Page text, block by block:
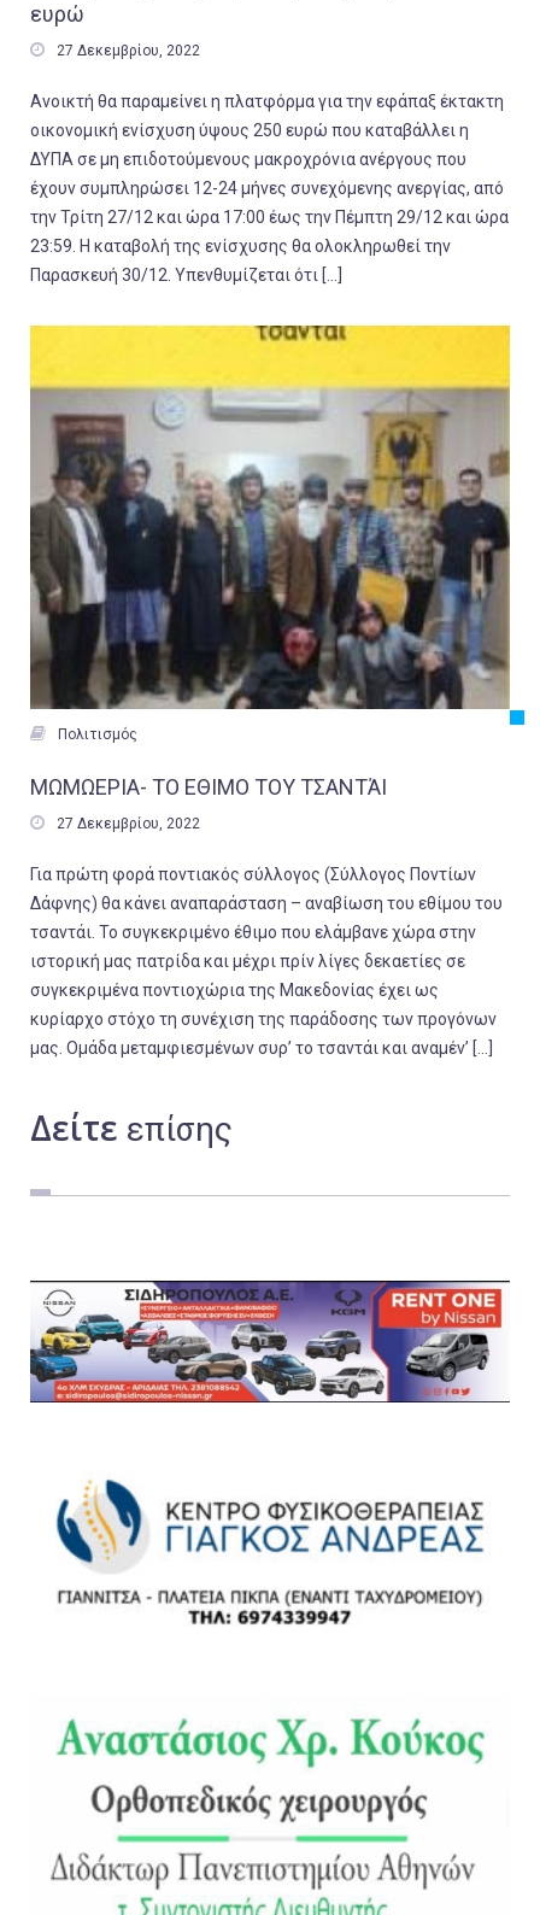
ευρώ
 27 Δεκεμβρίου, 2022
Ανοικτή θα παραμείνει η πλατφόρμα για την εφάπαξ έκτακτη
οικονομική ενίσχυση ύψους 250 ευρώ που καταβάλλει η
ΔΥΠΑ σε μη επιδοτούμενους μακροχρόνια ανέργους που
έχουν συμπληρώσει 12-24 μήνες συνεχόμενης ανεργίας, από
την Τρίτη 27/12 και ώρα 17:00 έως την Πέμπτη 29/12 και ώρα
23:59. Η καταβολή της ενίσχυσης θα ολοκληρωθεί την
Παρασκευή 30/12. Υπενθυμίζεται ότι […]
 Πολιτισμός
ΜΩΜΩΕΡΙΑ- ΤΟ ΕΘΙΜΟ ΤΟΥ ΤΣΑΝΤΆΙ
 27 Δεκεμβρίου, 2022
Για πρώτη φορά ποντιακός σύλλογος (Σύλλογος Ποντίων
Δάφνης) θα κάνει αναπαράσταση – αναβίωση του εθίμου του
τσαντάι. Το συγκεκριμένο έθιμο που ελάμβανε χώρα στην
ιστορική μας πατρίδα και μέχρι πρίν λίγες δεκαετίες σε
συγκεκριμένα ποντιοχώρια της Μακεδονίας έχει ως
κυρίαρχο στόχο τη συνέχιση της παράδοσης των προγόνων
μας. Ομάδα μεταμφιεσμένων συρ’ το τσαντάι και αναμέν’ […]
Δείτε επίσης